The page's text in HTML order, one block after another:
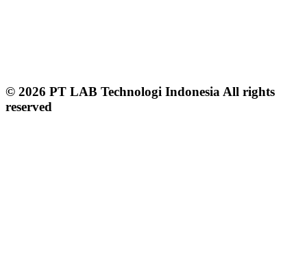
© 2026 PT LAB Technologi Indonesia All rights
reserved